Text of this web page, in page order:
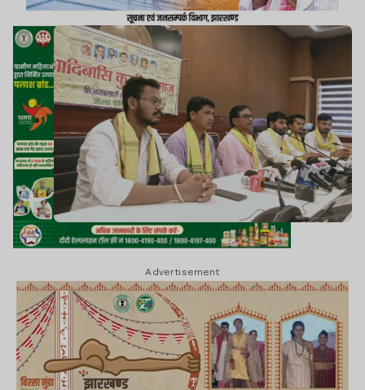
Advertisement